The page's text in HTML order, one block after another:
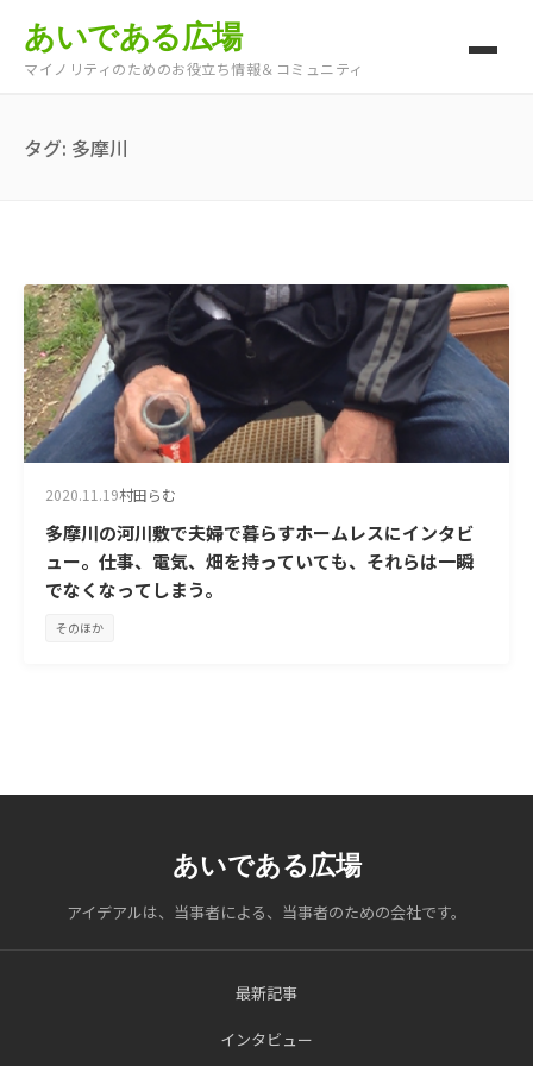
あいである広場
マイノリティのためのお役立ち情報＆コミュニティ
タグ: 多摩川
2020.11.19村田らむ
多摩川の河川敷で夫婦で暮らすホームレスにインタビ
ュー。仕事、電気、畑を持っていても、それらは一瞬
でなくなってしまう。
そのほか
あいである広場
アイデアルは、当事者による、当事者のための会社です。
最新記事
インタビュー